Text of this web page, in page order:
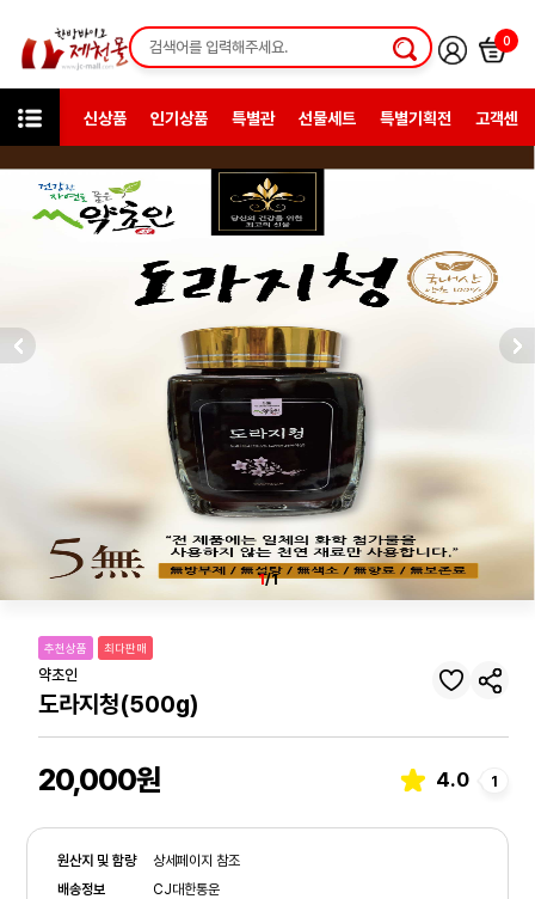
0
신상품 인기상품 특별관 선물세트 특별기획전 고객센터
상품검색
1/1
추천상품 최다판매
약초인
도라지청(500g)
20,000원 4.0 1
원산지 및 함량
상세페이지 참조
배송정보
CJ대한통운